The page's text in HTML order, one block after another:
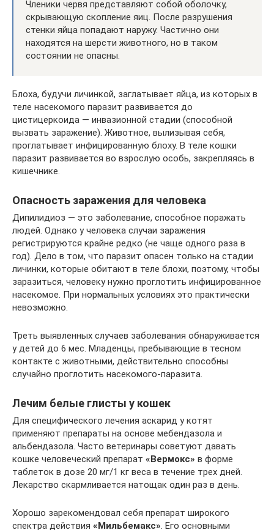
Членики червя представляют собой оболочку,
скрывающую скопление яиц. После разрушения
стенки яйца попадают наружу. Частично они
находятся на шерсти животного, но в таком
состоянии не опасны.
Блоха, будучи личинкой, заглатывает яйца, из которых в
теле насекомого паразит развивается до
цистицеркоида — инвазионной стадии (способной
вызвать заражение). Животное, вылизывая себя,
проглатывает инфицированную блоху. В теле кошки
паразит развивается во взрослую особь, закрепляясь в
кишечнике.
Опасность заражения для человека
Дипилидиоз — это заболевание, способное поражать
людей. Однако у человека случаи заражения
регистрируются крайне редко (не чаще одного раза в
год). Дело в том, что паразит опасен только на стадии
личинки, которые обитают в теле блохи, поэтому, чтобы
заразиться, человеку нужно проглотить инфицированное
насекомое. При нормальных условиях это практически
невозможно.
Треть выявленных случаев заболевания обнаруживается
у детей до 6 мес. Младенцы, пребывающие в тесном
контакте с животными, действительно способны
случайно проглотить насекомого-паразита.
Лечим белые глисты у кошек
Для специфического лечения аскарид у котят
применяют препараты на основе мебендазола и
альбендазола. Часто ветеринары советуют давать
кошке человеческий препарат «Вермокс» в форме
таблеток в дозе 20 мг/1 кг веса в течение трех дней.
Лекарство скармливается натощак один раз в день.
Хорошо зарекомендовал себя препарат широкого
спектра действия «Мильбемакс» . Его основными